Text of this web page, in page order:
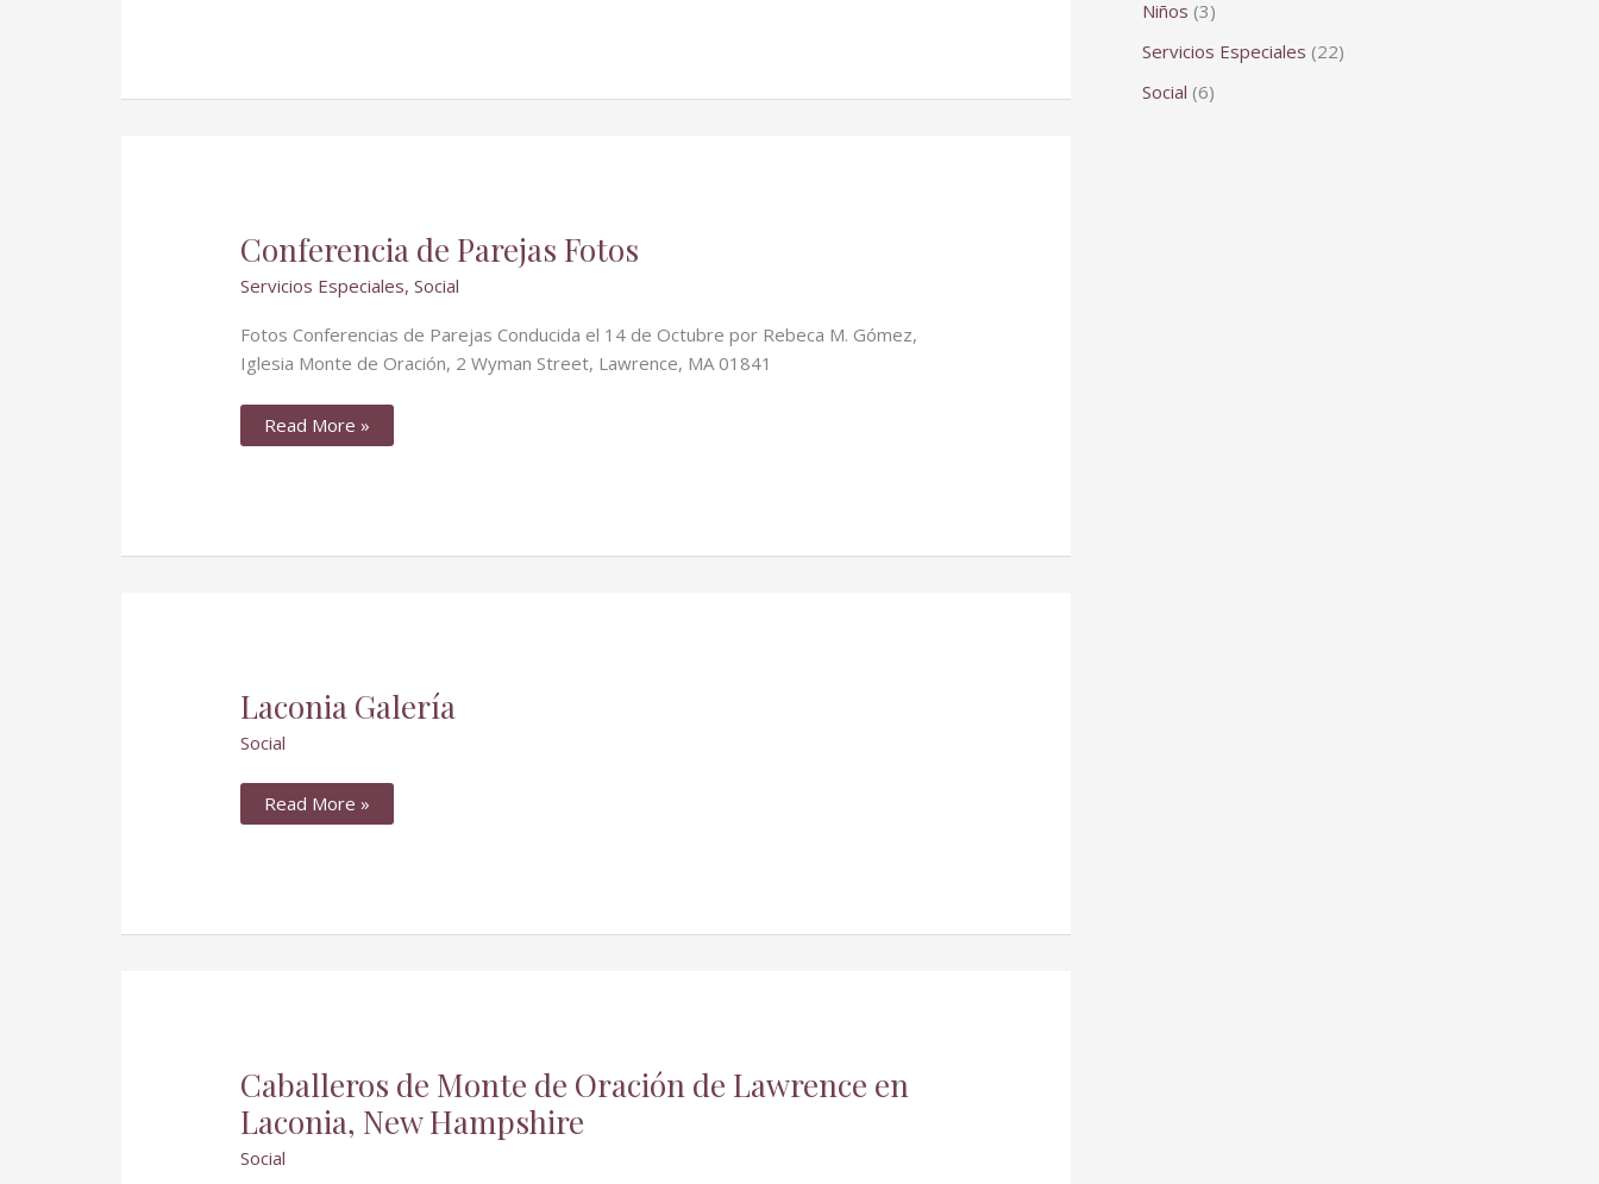
Conferencia de Parejas Fotos
Servicios Especiales,Social
Fotos Conferencias de Parejas Conducida el 14 de Octubre por Rebeca M. Gómez,
Iglesia Monte de Oración, 2 Wyman Street, Lawrence, MA 01841
Conferencia
de
Fotos
Read More »
Laconia Galería
Social
Galería
Read More »
Caballeros de Monte de Oración de Lawrence en
Laconia, New Hampshire
Social
Caballeros
de
de
de
Niños (3)
Servicios Especiales (22)
Social (6)